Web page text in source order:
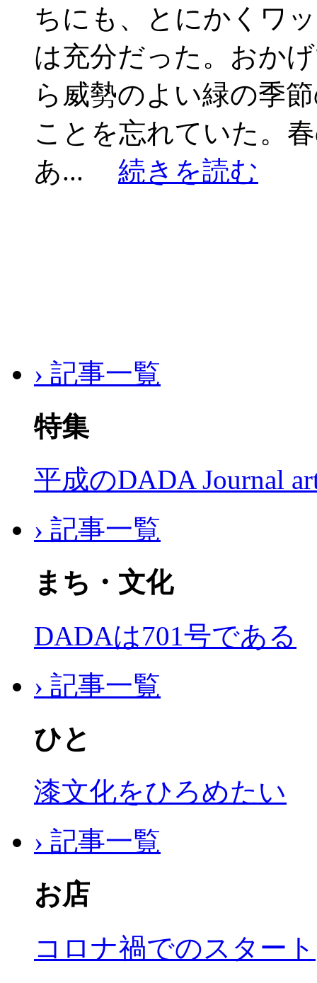
ちにも、とにかくワ
は充分だった。おか
ら威勢のよい緑の季
ことを忘れていた。
あ... 続きを読む
› 記事一覧
特集
平成のDADA Journal
› 記事一覧
まち・文化
DADAは701号である
› 記事一覧
ひと
漆文化をひろめたい
› 記事一覧
お店
コロナ禍でのスタート